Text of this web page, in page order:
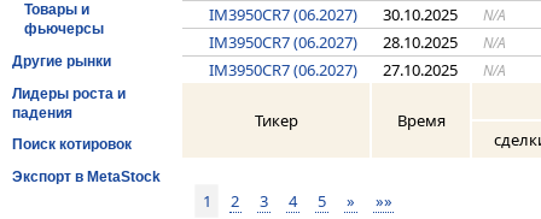
Товары и
фьючерсы
Другие рынки
Лидеры роста и
падения
Поиск котировок
Экспорт в MetaStock
IM3950CR7 (06.2027) 30.10.2025 N/A
IM3950CR7 (06.2027) 28.10.2025 N/A
IM3950CR7 (06.2027) 27.10.2025 N/A
Тикер
Время
1 2 3 4 5 » »»